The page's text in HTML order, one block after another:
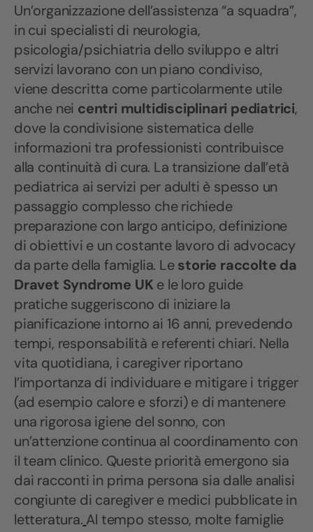
Un’organizzazione dell’assistenza “a squadra”,
in cui specialisti di neurologia,
psicologia/psichiatria dello sviluppo e altri
servizi lavorano con un piano condiviso,
viene descritta come particolarmente utile
anche nei centri multidisciplinari pediatrici,
dove la condivisione sistematica delle
informazioni tra professionisti contribuisce
alla continuità di cura. La transizione dall’età
pediatrica ai servizi per adulti è spesso un
passaggio complesso che richiede
preparazione con largo anticipo, definizione
di obiettivi e un costante lavoro di advocacy
da parte della famiglia. Lestorie raccolte da
Dravet Syndrome UKe le loro guide
pratiche suggeriscono di iniziare la
pianificazione intorno ai 16 anni, prevedendo
tempi, responsabilità e referenti chiari. Nella
vita quotidiana, i caregiver riportano
l’importanza di individuare e mitigare i trigger
(ad esempio calore e sforzi) e di mantenere
una rigorosa igiene del sonno, con
un’attenzione continua al coordinamento con
il team clinico. Queste priorità emergono sia
dai racconti in prima persona sia dalle analisi
congiunte di caregiver e medici pubblicate in
letteratura. Al tempo stesso, molte famiglie